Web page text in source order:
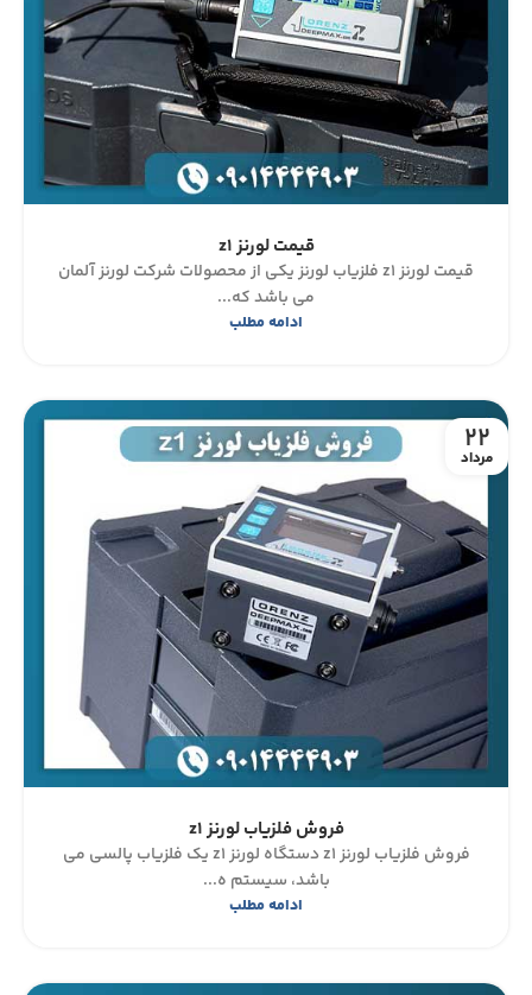
قیمت لورنز z1
قیمت لورنز z1 فلزیاب لورنز یکی از محصولات شرکت لورنز آلمان
می باشد که...
ادامه مطلب
22
مرداد
فروش فلزیاب لورنز z1
فروش فلزیاب لورنز z1 دستگاه لورنز z1 یک فلزیاب پالسی می
باشد، سیستم ه...
ادامه مطلب